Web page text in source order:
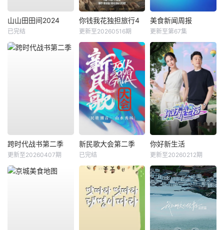
山山田田间2024
已完结
你钱我花独担旅行4
更新至20260516期
美食新闻周报
更新至第67集
跨时代战书第二季
更新至20260407期
新民歌大会第二季
已完结
你好新生活
更新至20260212期